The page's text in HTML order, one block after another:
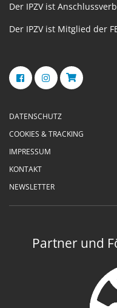
Der IPZV ist
Der IPZV ist Mitglied der
DATENSCHUTZ
COOKIES & TRACKING
IMPRESSUM
KONTAKT
NEWSLETTER
Partner und